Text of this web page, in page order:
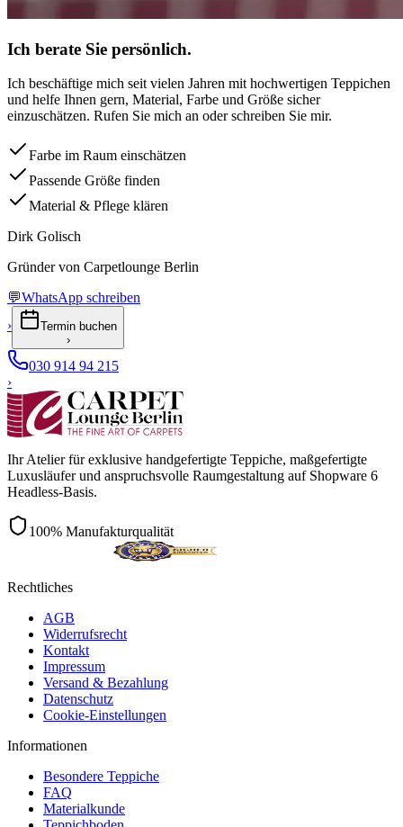
Ich berate Sie persönlich.
Ich beschäftige mich seit vielen Jahren mit hochwertigen Teppichen
und helfe Ihnen gern, Material, Farbe und Größe sicher
einzuschätzen. Rufen Sie mich an oder schreiben Sie mir.
Farbe im Raum einschätzen
Passende Größe finden
Material & Pflege klären
Dirk Golisch
Gründer von Carpetlounge Berlin
💬WhatsApp schreiben
›
Termin buchen
›
030 914 94 215
›
Ihr Atelier für exklusive handgefertigte Teppiche, maßgefertigte
Luxusläufer und anspruchsvolle Raumgestaltung auf Shopware 6
Headless-Basis.
100% Manufakturqualität
Rechtliches
AGB
Widerrufsrecht
Kontakt
Impressum
Versand & Bezahlung
Datenschutz
Cookie-Einstellungen
Informationen
Besondere Teppiche
FAQ
Materialkunde